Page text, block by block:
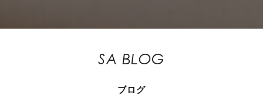
SA BLOG
ブログ